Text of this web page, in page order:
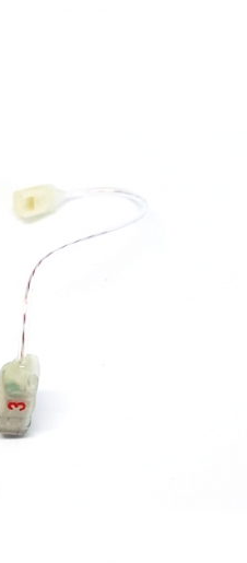
hoortoestel van Signia.